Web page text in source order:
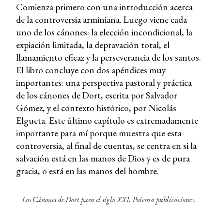
Comienza primero con una introducción acerca
de la controversia arminiana. Luego viene cada
uno de los cánones: la elección incondicional, la
expiación limitada, la depravación total, el
llamamiento eficaz y la perseverancia de los santos.
El libro concluye con dos apéndices muy
importantes: una perspectiva pastoral y práctica
de los cánones de Dort, escrita por Salvador
Gómez, y el contexto histórico, por Nicolás
Elgueta. Este último capítulo es extremadamente
importante para mí porque muestra que esta
controversia, al final de cuentas, se centra en si la
salvación está en las manos de Dios y es de pura
gracia, o está en las manos del hombre.
Los Cánones de Dort para el siglo XXI, Poiema publicaciones.